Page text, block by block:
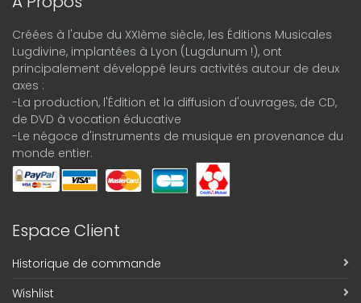
Créées à l'aube du XXIème siècle, les Éditions Musicales
Lugdivine, implantées à Lyon (Lugdunum !), ont
principalement développé leurs activités autour de deux
axes :
-La production, l'Édition et la diffusion d'ouvrages, de CD,
de DVD à vocation éducative
-Le négoce d'instruments de musique en provenance du
monde entier.
Espace Client
Historique de commande
Wishlist